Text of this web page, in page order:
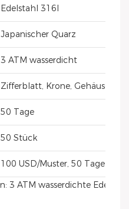
Edelstahl 316l
Japanischer Quarz
3 ATM wasserdicht
Zifferblatt, Krone,
50 Tage
50 Stück
100 USD/Muster, 50 Tage